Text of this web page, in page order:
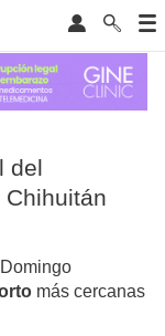
del
más cercanas